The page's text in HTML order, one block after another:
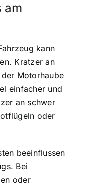
am
kann
Kratzer an
Motorhaube
einfacher und
an schwer
oder
beeinflussen
Bei
oder